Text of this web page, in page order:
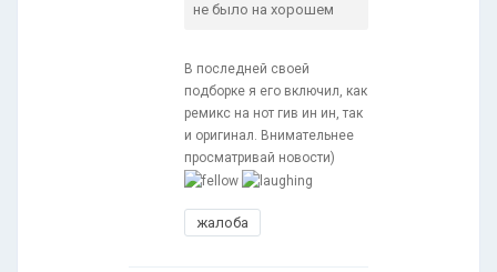
не было на хорошем
В последней своей
подборке я его включил, как
ремикс на нот гив ин ин, так
и оригинал. Внимательнее
просматривай новости)
жалоба